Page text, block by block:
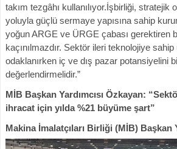
takım tezgâhı kullanılıyor.İşbirliği, stratejik
yoluyla güçlü sermaye yapısına sahip
yoğun ARGE ve ÜRGE çabası gerektiren
kaçınılmazdır. Sektör ileri teknolojiye
odaklanırken iç ve dış pazar potansiyelini
değerlendirmelidir.”
MİB Başkan Yardımcısı Özkayan:
ihracat için yılda %21 büyüme şart”
Makina İmalatçıları Birliği (MİB) Başkan